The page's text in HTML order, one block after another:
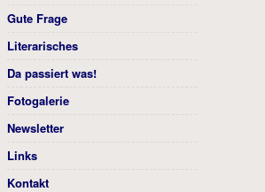
Gute Frage
Literarisches
Da passiert was!
Fotogalerie
Newsletter
Links
Kontakt